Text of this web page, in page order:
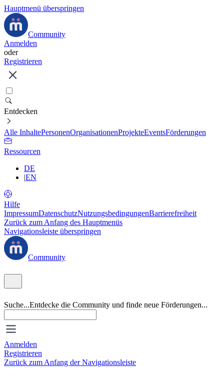
Hauptmenü überspringen
Community
Anmelden
oder
Registrieren
Entdecken
Alle InhaltePersonenOrganisationenProjekteEventsFörderungen
Ressourcen
DE
|EN
Hilfe
ImpressumDatenschutzNutzungsbedingungenBarrierefreiheit
Zurück zum Anfang des Hauptmenüs
Navigationsleiste überspringen
Community
Suche...Entdecke die Community und finde neue Förderungen...
Anmelden
Registrieren
Zurück zum Anfang der Navigationsleiste